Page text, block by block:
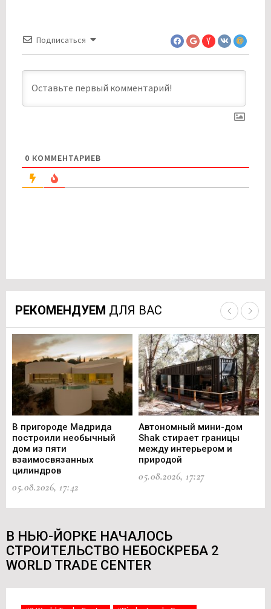
Подписаться
0 КОММЕНТАРИЕВ
РЕКОМЕНДУЕМ ДЛЯ ВАС
В пригороде Мадрида
построили необычный
дом из пяти
взаимосвязанных
цилиндров
05.08.2026, 17:42
Автономный мини-дом
Shak стирает границы
между интерьером и
природой
05.08.2026, 17:27
В НЬЮ-ЙОРКЕ НАЧАЛОСЬ
СТРОИТЕЛЬСТВО НЕБОСКРЕБА 2
WORLD TRADE CENTER